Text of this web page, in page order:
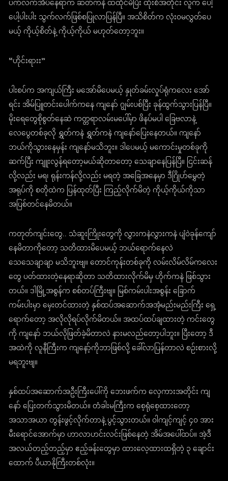
ပက်လက်အိပ်နေရာက ဆတ်ကနဲ ထထိုင်မိပြီး ထုံးစံအတိုင်း လူက ပေါ့
ပေါ့ပါးပါး သွက်လက်ဖြစ်စပြုလာပြန်ပြီ။ အသိစိတ်က လုံး၀မလွှတ်ပေ
မယ့် ကိုယ့်စိတ်နဲ့ ကိုယ့်ကိုယ် မဟုတ်တော့ဘူး။
“ဟိုင်းရားး”
ပါးစပ်က အကျယ်ကြီး မအော်မိပေမယ့် နှုတ်ခမ်းလှုပ်ရုံကလေး အော်
ရင်း အိမ်ပြူတင်းပေါက်ကနေ ကျနော် ဂျွမ်းပစ်ပြီး ခုန်ထွက်သွားပြန်ပြီ။
မိုးရေတွေစိုစွတ်နေဆဲ ကတ္တရာလမ်းမပေါ်မှာ ဖိနပ်မပါ ခြေဗလာနဲ့
လေပွေတစ်ခုလို ရွှတ်ကနဲ ရွှတ်ကနဲ ကျနော်ပြေးနေတယ်။ ကျနော်
ဘယ်ကိုသွားနေမှန်း ကျနော်မသိဘူး။ ဒါပေမယ့် မကောင်းမှုတစ်ခုကို
ဆက်ပြီး ကျူးလွန်ရတော့မယ်ဆိုတာတော့ သေချာနေပြန်ပြီ။ ငြင်းဆန်
လို့လည်း မရ၊ ရုန်းကန်လို့လည်း မရတဲ့ အခြေအနေမှာ ဒီဂြိုဟ်မွှေတဲ့
အရုပ်ကို စတိုထဲက ပြန်ထုတ်ပြီး ကြည့်လိုက်မိတဲ့ ကိုယ့်ကိုယ်ကိုသာ
အပြစ်တင်နေမိတယ်။
ကတုတ်ကျင်းတွေ.. သံဆူးကြိုးတွေကို လွှားကနဲလွှားကနဲ ပျံဝဲခုန်ကျော်
နေမိတာကိုတော့ သတိထားမိပေမယ့် ဘယ်ရောက်နေလဲ
သေသေချာချာ မသိဘူးဗျ။ တောင်ကုန်းတစ်ခုကို လမ်းလိမ်လိမ်ကလေး
တွေ ပတ်ထားတဲ့နေရာဆိုတာ သတိထားလိုက်မိမှ ဟိုက်ကနဲ ဖြစ်သွား
တယ်။ ဒါမြို့အစွန်က စစ်တပ်ကြီးဗျ။ မြစ်ကမ်းပါးအစွန်း ခြောက်
ကမ်းပါးမှာ မှေးတင်ထားတဲ့ နှစ်ထပ်အဆောက်အအုံမည်းမည်းကြီး ရှေ့
ရောက်တော့ အလိုလိုရပ်လိုက်မိတယ်။ အထပ်ထပ်ချထားတဲ့ ကင်းတွေ
ကို ကျနော် ဘယ်လိုဖြတ်ခဲ့မိတာလဲ နားမလည်တော့ပါဘူး။ ပြီးတော့ ဒီ
အထဲကို လူနီကြီးက ကျနော့်ကိုဘာဖြစ်လို့ ခေါ်လာပြန်တာလဲ စဉ်းစားလို့
မရဘူးဗျ။
နှစ်ထပ်အဆောက်အဦးကြီးပေါ်ကို ဘေးဖက်က လှေကားအတိုင်း ကျ
နော် ပြေးတက်သွားမိတယ်။ တံခါးမကြီးက စေ့ရုံစေ့ထားတော့
အသာအယာ တွန်းဖွင့်လိုက်တာနဲ့ ပွင့်သွားတယ်။ ဝါကျင့်ကျင့် ၄၀ အား
မီးရောင်အောက်မှာ ဟာလာဟင်းလင်းဖြစ်နေတဲ့ အိမ်အပေါ်ထပ်။ အဲ့ဒီ
အလယ်တည့်တည့်မှာ ဧည့်ခန်းတွေမှာ ထားလေ့ထားထရှိတဲ့ ၃ ချောင်း
ထောက် ပီယာနိုကြီးတစ်လုံး။